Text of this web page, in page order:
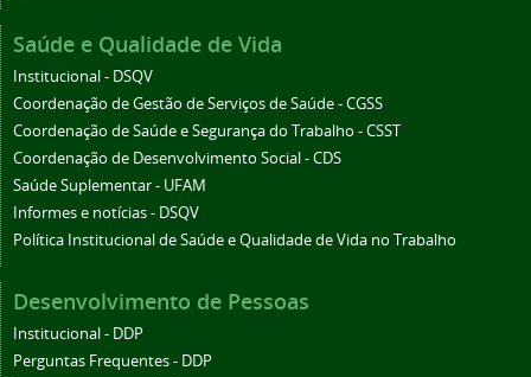
Saúde e Qualidade de Vida
Institucional - DSQV
Coordenação de Gestão de Serviços de Saúde - CGSS
Coordenação de Saúde e Segurança do Trabalho - CSST
Coordenação de Desenvolvimento Social - CDS
Saúde Suplementar - UFAM
Informes e notícias - DSQV
Política Institucional de Saúde e Qualidade de Vida no Trabalho
Desenvolvimento de Pessoas
Institucional - DDP
Perguntas Frequentes - DDP